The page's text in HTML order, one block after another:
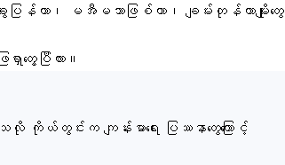
ြန်တာ၊ မအီမသာဖြစ်တာ၊ ချမ်းတုန်တာမျိုးတွေ
တွေ့ပြီလား။
တွင်းက ကျန်းမာရေး ပြဿနာတွေကြောင့်